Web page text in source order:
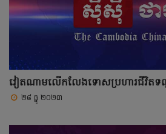
វៀតណាមលើកលែងទោសប្រហារជីវិតទ
២៨ ធ្នូ ២០២៣